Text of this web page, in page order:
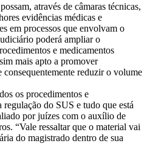
através de câmaras técnicas,
evidências médicas e
em processos que envolvam o
poderá ampliar o
e medicamentos
mais apto a promover
consequentemente reduzir o volume
os procedimentos e
do SUS e tudo que está
por juízes com o auxílio de
“Vale ressaltar que o material vai
do magistrado dentro de sua